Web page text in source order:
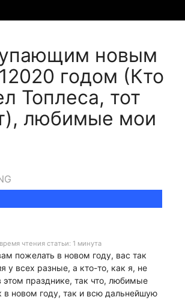
новым
годом (Кто
Топлеса, тот
любимые мои
чтения статьи: 1 минута
пожелать в новом году, вас так
у всех разные, а кто-то, как я, не
этом празднике, так что, любимые
новом году, так и всю дальнейшую